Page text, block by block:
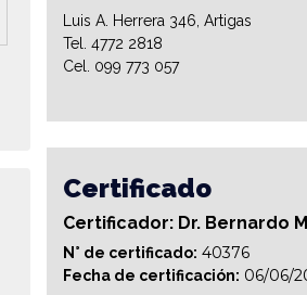
Luis A. Herrera 346, Artigas
Tel. 4772 2818
Cel. 099 773 057
Certificado
Certificador: Dr. Bernardo
N° de certificado: 40376
Fecha de certificación: 06/06/